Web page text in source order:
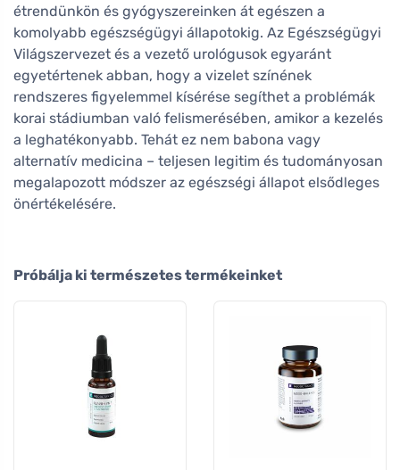
étrendünkön és gyógyszereinken át egészen a
komolyabb egészségügyi állapotokig. Az Egészségügyi
Világszervezet és a vezető urológusok egyaránt
egyetértenek abban, hogy a vizelet színének
rendszeres figyelemmel kísérése segíthet a problémák
korai stádiumban való felismerésében, amikor a kezelés
a leghatékonyabb. Tehát ez nem babona vagy
alternatív medicina – teljesen legitim és tudományosan
megalapozott módszer az egészségi állapot elsődleges
önértékelésére.
Próbálja ki természetes termékeinket